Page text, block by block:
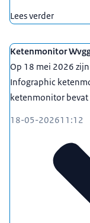
Lees verder
Ketenmonitor
Op 18 mei 2026
Infographic
ketenmonitor bevat
18-05-202611:12